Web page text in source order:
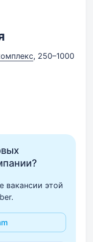
, 250–1000
вакансии этой